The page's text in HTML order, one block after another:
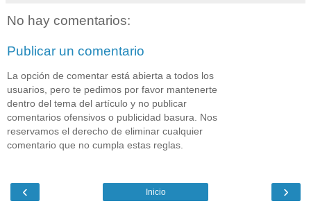
No hay comentarios:
Publicar un comentario
La opción de comentar está abierta a todos los
usuarios, pero te pedimos por favor mantenerte
dentro del tema del artículo y no publicar
comentarios ofensivos o publicidad basura. Nos
reservamos el derecho de eliminar cualquier
comentario que no cumpla estas reglas.
‹ ›
Inicio